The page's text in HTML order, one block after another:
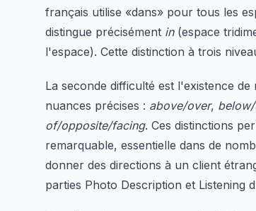
français utilise «dans» pour tous les
distingue précisément in(espace
l'espace). Cette distinction à trois
La seconde difficulté est l'existence
nuances précises : above/over,
of/opposite/facing. Ces distinctions
remarquable, essentielle dans de
donner des directions à un client
parties Photo Description et Listening